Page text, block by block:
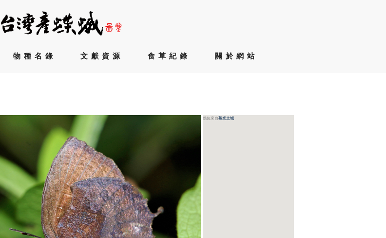
物種名錄 文獻資源 食草紀錄 關於網站
點位來自慕光之城